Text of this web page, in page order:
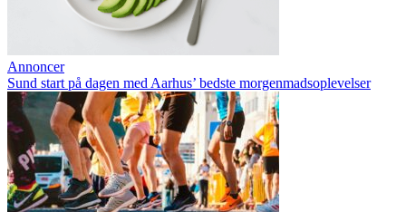
Annoncer
Sund start på dagen med Aarhus’ bedste morgenmadsoplevelser